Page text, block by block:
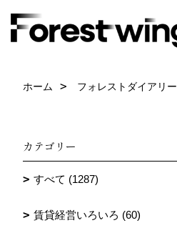
ホーム フォレストダイアリー
カテゴリー
すべて (1287)
賃貸経営いろいろ (60)